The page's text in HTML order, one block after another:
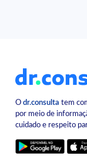
Odr.consulta tem
por meio de
cuidado e respeito